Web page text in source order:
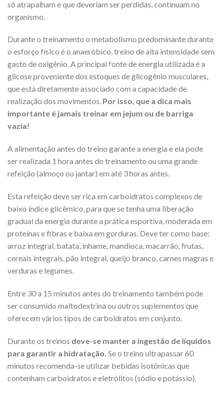
só atrapalham e que deveriam ser perdidas, continuam no
organismo.
Durante o treinamento o metabolismo predominante durante
o esforço físico é o anaeróbico, treino de alta intensidade sem
gasto de oxigênio. A principal fonte de energia utilizada é a
glicose proveniente dos estoques de glicogênio musculares,
que está diretamente associado com a capacidade de
realização dos movimentos. Por isso, que a dica mais
importante é jamais treinar em jejum ou de barriga
vazia!
A alimentação antes do treino garante a energia e ela pode
ser realizada 1 hora antes do treinamento ou uma grande
refeição (almoço ou jantar) em até 3 horas antes.
Esta refeição deve ser rica em carboidratos complexos de
baixo índice glicêmico, para que se tenha uma liberação
gradual da energia durante a prática esportiva, moderada em
proteínas e fibras e baixa em gorduras. Deve ter como base:
arroz integral, batata, inhame, mandioca, macarrão, frutas,
cereais integrais, pão integral, queijo branco, carnes magras e
verduras e legumes.
Entre 30 a 15 minutos antes do treinamento também pode
ser consumido maltodextrina ou outros suplementos que
oferecem vários tipos de carboidratos em conjunto.
Durante os treinos deve-se manter a ingestão de líquidos
para garantir a hidratação. Se o treino ultrapassar 60
minutos recomenda-se utilizar bebidas isotônicas que
contenham carboidratos e eletrólitos (sódio e potássio).